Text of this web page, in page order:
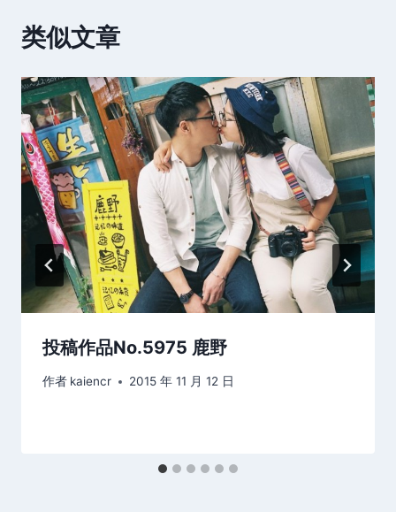
类似文章
投稿作品No.5975 鹿野
作者 kaiencr 2015 年 11 月 12 日